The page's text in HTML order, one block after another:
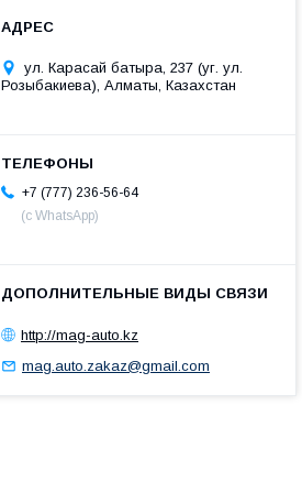
ул. Карасай батыра, 237 (уг. ул.
Розыбакиева), Алматы, Казахстан
+7 (777) 236-56-64
(с WhatsApp)
http://mag-auto.kz
mag.auto.zakaz@gmail.com